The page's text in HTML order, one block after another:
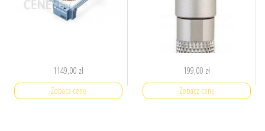
1149,00 zł
Zobacz cenę
199,00 zł
Zobacz cenę